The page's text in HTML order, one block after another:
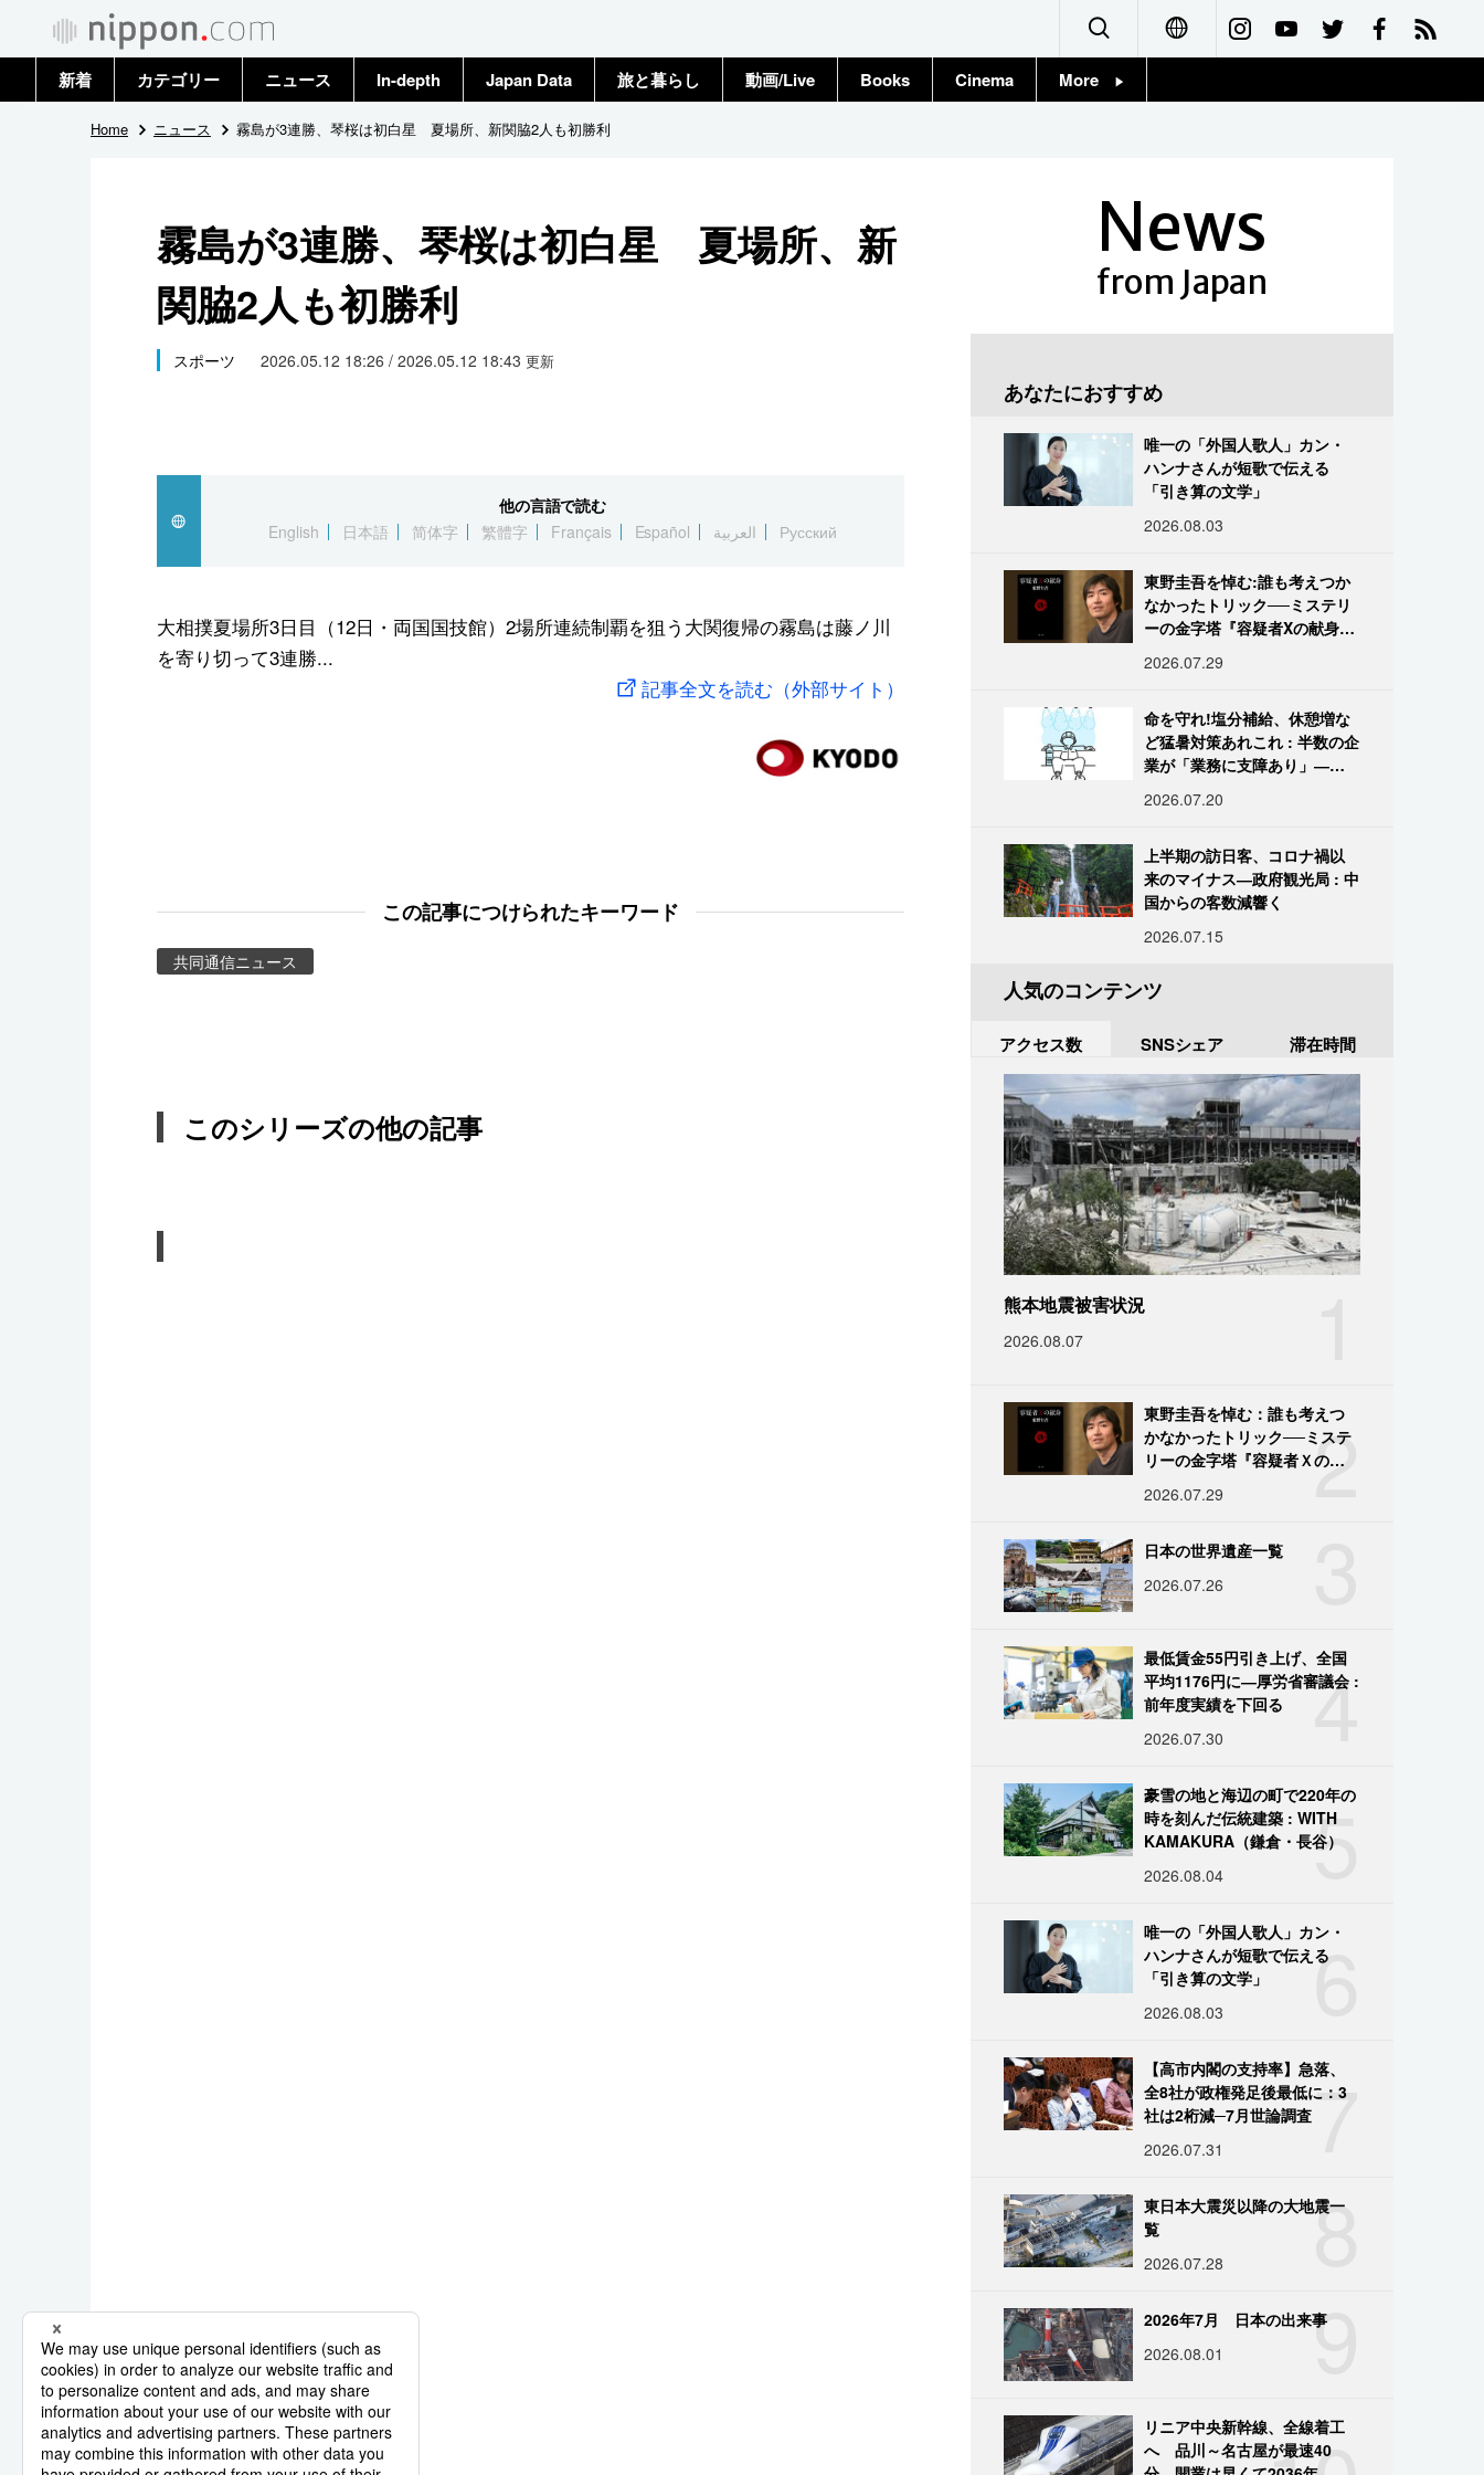
Français
新着 カテゴリー
政治・外交
国際
社会
文化
スポーツ・東京2020
ニュース
トップ
In-depth Japan Data 旅と暮らし 動画/Live Books Cinema More
Home ニュース 霧島が3連勝、琴桜は初白星 夏場所、新関脇2人も初勝利
霧島が3連勝、琴桜は初白星 夏場所、新
関脇2人も初勝利
スポーツ 2026.05.12 18:26 / 2026.05.12 18:43 更新
他の言語で読む
English
日本語 简体字 繁體字 Français Español العربية Русский
大相撲夏場所3日目（12日・両国国技館）2場所連続制覇を狙う大関復帰の霧島は藤ノ川
を寄り切って3連勝...
記事全文を読む（外部サイト）
この記事につけられたキーワード
共同通信ニュース
このシリーズの他の記事
News
from Japan
あなたにおすすめ
唯一の「外国人歌人」カン・
ハンナさんが短歌で伝える
「引き算の文学」
2026.08.03
東野圭吾を悼む:誰も考えつか
なかったトリック──ミステリ
ーの金字塔『容疑者Xの献身』
2026.07.29
命を守れ!塩分補給、休憩増な
ど猛暑対策あれこれ : 半数の企
業が「業務に支障あり」―帝
2026.07.20
上半期の訪日客、コロナ禍以
来のマイナス―政府観光局 : 中
国からの客数減響く
2026.07.15
人気のコンテンツ
アクセス数 SNSシェア 滞在時間
熊本地震被害状況
2026.08.07
2
東野圭吾を悼む：誰も考えつ
かなかったトリック──ミステ
リーの金字塔『容疑者Ｘの献
2026.07.29
日本の世界遺産一覧
2026.07.26
4
最低賃金55円引き上げ、全国
平均1176円に―厚労省審議会 :
前年度実績を下回る
2026.07.30
5
豪雪の地と海辺の町で220年の
時を刻んだ伝統建築 : WITH
KAMAKURA（鎌倉・長谷）
2026.08.04
6
唯一の「外国人歌人」カン・
ハンナさんが短歌で伝える
「引き算の文学」
2026.08.03
7
【高市内閣の支持率】急落、
全8社が政権発足後最低に：3
社は2桁減─7月世論調査
2026.07.31
8
東日本大震災以降の大地震一
覧
2026.07.28
9
2026年7月 日本の出来事
2026.08.01
リニア中央新幹線、全線着工
へ 品川～名古屋が最速40